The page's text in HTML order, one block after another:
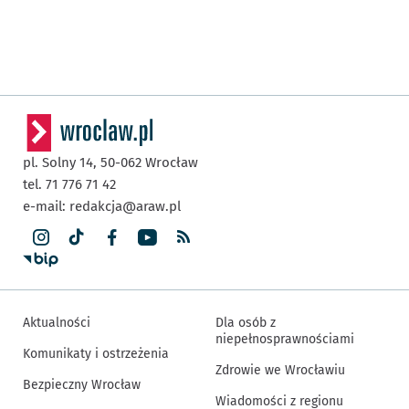
pl. Solny 14, 50-062 Wrocław
tel. 71 776 71 42
e-mail: redakcja@araw.pl
Aktualności
Komunikaty i ostrzeżenia
Bezpieczny Wrocław
Dla osób z
niepełnosprawnościami
Zdrowie we Wrocławiu
Wiadomości z regionu